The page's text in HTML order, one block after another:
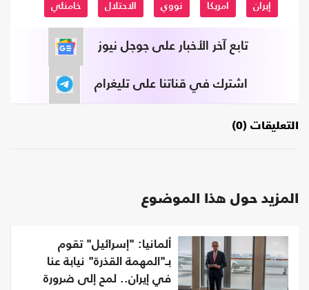
إيران امريكا نووي الاحتلال خامنئي
تابع آخر الأخبار على جوجل نيوز
اشترك في قناتنا على تليغرام
التعليقات (0)
المزيد حول هذا الموضوع
ألمانيا: "إسرائيل" تقوم
بـ"المهمة القذرة" نيابة عنا
في إيران.. لمح إلى ضرورة